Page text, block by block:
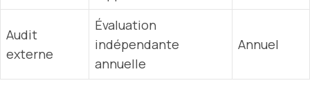
Audit
externe
Évaluation
indépendante
annuelle
Annuel